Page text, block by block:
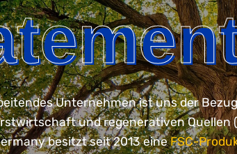
Unternehmen ist uns der
und regenerativen Quellen
besitzt seit 2013 eineFSC-